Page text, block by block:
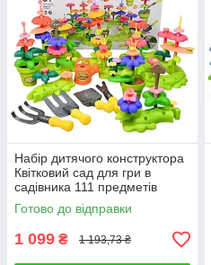
Набір дитячого конструктора
Квітковий сад для гри в
садівника 111 предметів
граблі лопата лійка / Іграшка
для розвитку фантазії
Готово до відправки
1 099 ₴ 1 193,73 ₴